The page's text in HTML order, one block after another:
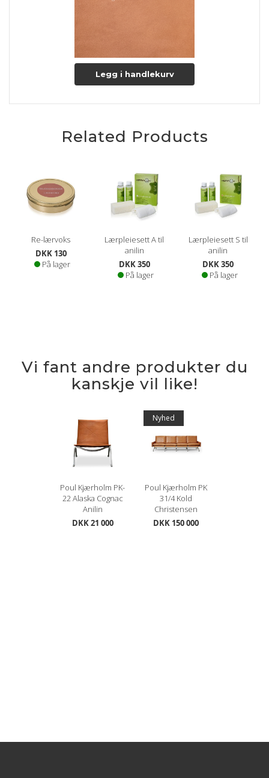
Legg i handlekurv
Related Products
Re-lærvoks
DKK 130
På lager
Lærpleiesett A til
anilin
DKK 350
På lager
Lærpleiesett S til
anilin
DKK 350
På lager
Vi fant andre produkter du
kanskje vil like!
Poul Kjærholm PK-
22 Alaska Cognac
Anilin
DKK 21 000
Nyhed
Poul Kjærholm PK
31/4 Kold
Christensen
DKK 150 000